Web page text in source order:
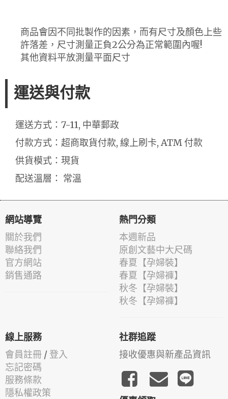
商品會因不同批製作的因素，而有尺寸及顏色上些
許落差，尺寸測量正負2公分為正常範圍內喔!
其他資料平放測量平面尺寸
運送與付款
運送方式：7-11, 中華郵政
付款方式：超商取貨付款, 線上刷卡, ATM 付款
供貨模式：現貨
配送溫層： 常溫
網站導覽
關於我們
聯絡我們
官方網站
銷售通路
熱門分類
本週新品
原創文藝中大尺碼
春夏【孕婦裝】
春夏【孕婦褲】
秋冬【孕婦裝】
秋冬【孕婦褲】
線上服務
會員註冊 / 登入
忘記密碼
服務條款
隱私權政策
社群追蹤
接收優惠與新產品資訊